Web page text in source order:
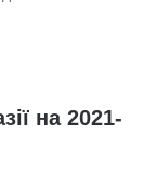
на 2021-